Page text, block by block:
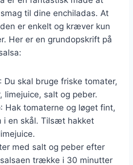
til dine enchiladas. At
er enkelt og kræver kun
Her er en grundopskrift på
: Du skal bruge friske tomater,
limejuice, salt og peber.
: Hak tomaterne og løget fint,
i en skål. Tilsæt hakket
med salt og peber efter
trække i 30 minutter